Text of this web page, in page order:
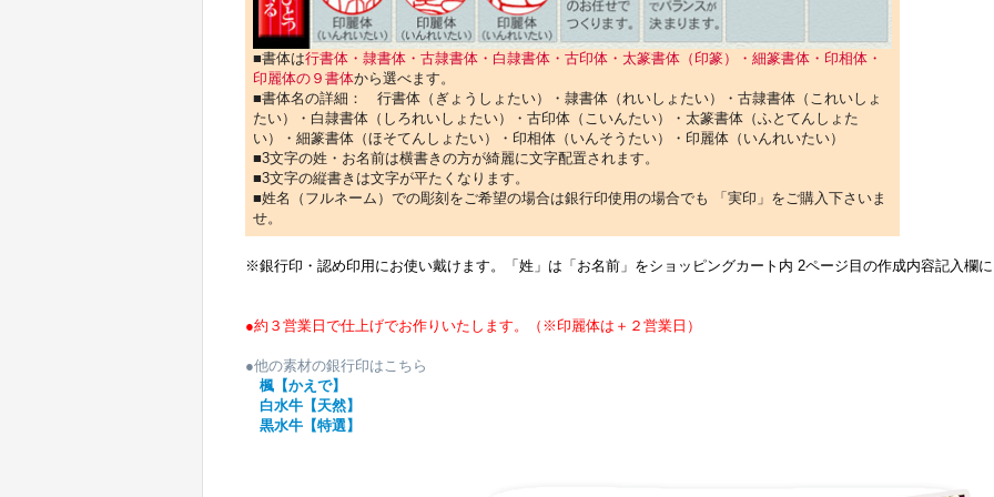
■書体は行書体・隷書体・古隷書体・白隷書体・古印体・太篆書体（印篆）・細篆書体・印相体・
印麗体の９書体から選べます。
■書体名の詳細： 行書体（ぎょうしょたい）・隷書体（れいしょたい）・古隷書体（これいしょ
たい）・白隷書体（しろれいしょたい）・古印体（こいんたい）・太篆書体（ふとてんしょた
い）・細篆書体（ほそてんしょたい）・印相体（いんそうたい）・印麗体（いんれいたい）
■3文字の姓・お名前は横書きの方が綺麗に文字配置されます。
■3文字の縦書きは文字が平たくなります。
■姓名（フルネーム）での彫刻をご希望の場合は銀行印使用の場合でも 「実印」をご購入下さいま
せ。
※銀行印・認め印用にお使い戴けます。「姓」は「お名前」をショッピングカート内 2ページ目の作成内容記入欄に
●約３営業日で仕上げでお作りいたします。（※印麗体は＋２営業日）
●他の素材の銀行印はこちら
楓【かえで】
白水牛【天然】
黒水牛【特選】